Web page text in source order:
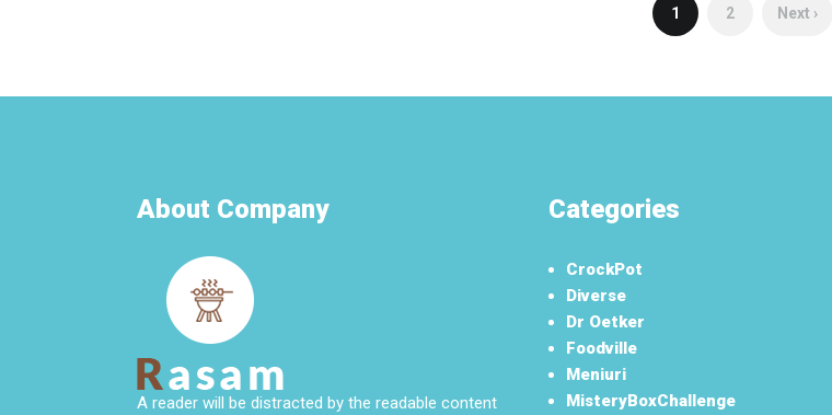
1 2 Next ›
About Company
A reader will be distracted by the readable content
Categories
CrockPot
Diverse
Dr Oetker
Foodville
Meniuri
MisteryBoxChallenge